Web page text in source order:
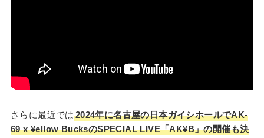
さらに最近では 2024年に名古屋の日本ガイシホールでAK-
69 x ¥ellow BucksのSPECIAL LIVE「AK¥B」の開催も決